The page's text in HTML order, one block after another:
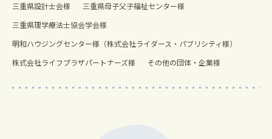
三重県設計士会様
三重県母子父子福祉センター様
三重県理学療法士協会学会様
明和ハウジングセンター様（株式会社ライダース・パブリシティ様）
株式会社ライフプラザパートナーズ様
その他の団体・企業様